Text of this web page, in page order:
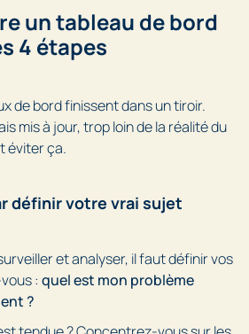
un tableau de bord
4 étapes
de bord finissent dans un tiroir.
mis à jour, trop loin de la réalité du
éviter ça.
définir votre vrai sujet
et analyser, il faut définir vos
: quel est mon problème
?